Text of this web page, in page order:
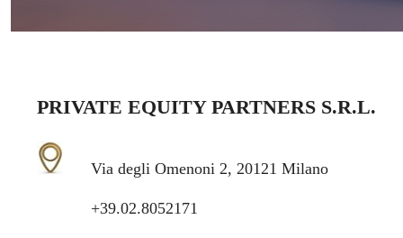
PRIVATE EQUITY PARTNERS S.R.L.
Via degli Omenoni 2, 20121 Milano
+39.02.8052171